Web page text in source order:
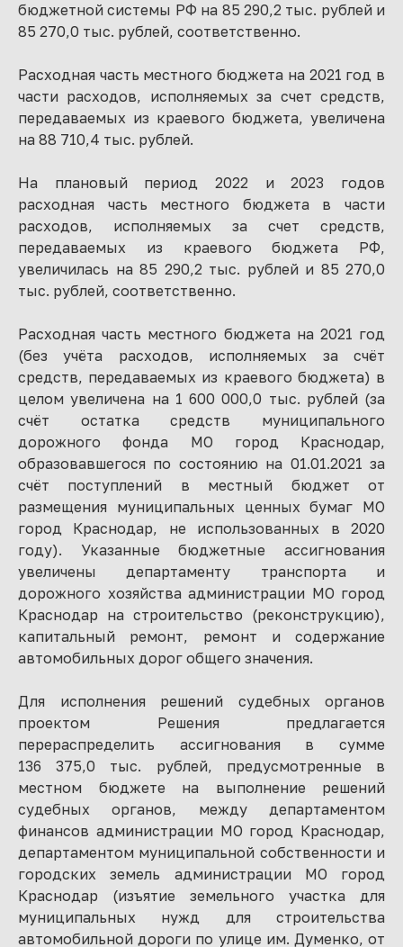
бюджетной системы РФ на 85 290,2 тыс. рублей и
85 270,0 тыс. рублей, соответственно.
Расходная часть местного бюджета на 2021 год в
части расходов, исполняемых за счет средств,
передаваемых из краевого бюджета, увеличена
на 88 710,4 тыс. рублей.
На плановый период 2022 и 2023 годов
расходная часть местного бюджета в части
расходов, исполняемых за счет средств,
передаваемых из краевого бюджета РФ,
увеличилась на 85 290,2 тыс. рублей и 85 270,0
тыс. рублей, соответственно.
Расходная часть местного бюджета на 2021 год
(без учёта расходов, исполняемых за счёт
средств, передаваемых из краевого бюджета) в
целом увеличена на 1 600 000,0 тыс. рублей (за
счёт остатка средств муниципального
дорожного фонда МО город Краснодар,
образовавшегося по состоянию на 01.01.2021 за
счёт поступлений в местный бюджет от
размещения муниципальных ценных бумаг МО
город Краснодар, не использованных в 2020
году). Указанные бюджетные ассигнования
увеличены департаменту транспорта и
дорожного хозяйства администрации МО город
Краснодар на строительство (реконструкцию),
капитальный ремонт, ремонт и содержание
автомобильных дорог общего значения.
Для исполнения решений судебных органов
проектом Решения предлагается
перераспределить ассигнования в сумме
136 375,0 тыс. рублей, предусмотренные в
местном бюджете на выполнение решений
судебных органов, между департаментом
финансов администрации МО город Краснодар,
департаментом муниципальной собственности и
городских земель администрации МО город
Краснодар (изъятие земельного участка для
муниципальных нужд для строительства
автомобильной дороги по улице им. Думенко, от